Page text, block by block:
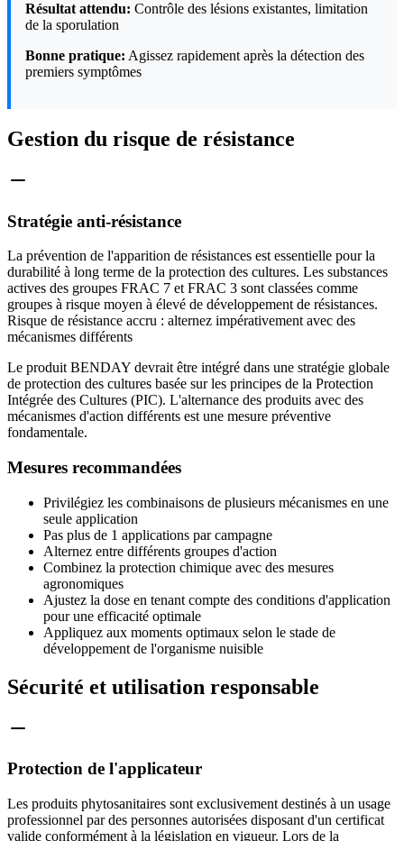
Résultat attendu: Contrôle des lésions existantes, limitation
de la sporulation
Bonne pratique: Agissez rapidement après la détection des
premiers symptômes
Gestion du risque de résistance
Stratégie anti-résistance
La prévention de l'apparition de résistances est essentielle pour la
durabilité à long terme de la protection des cultures. Les substances
actives des groupes FRAC 7 et FRAC 3 sont classées comme
groupes à risque moyen à élevé de développement de résistances.
Risque de résistance accru : alternez impérativement avec des
mécanismes différents
Le produit BENDAY devrait être intégré dans une stratégie globale
de protection des cultures basée sur les principes de la Protection
Intégrée des Cultures (PIC). L'alternance des produits avec des
mécanismes d'action différents est une mesure préventive
fondamentale.
Mesures recommandées
Privilégiez les combinaisons de plusieurs mécanismes en une
seule application
Pas plus de 1 applications par campagne
Alternez entre différents groupes d'action
Combinez la protection chimique avec des mesures
agronomiques
Ajustez la dose en tenant compte des conditions d'application
pour une efficacité optimale
Appliquez aux moments optimaux selon le stade de
développement de l'organisme nuisible
Sécurité et utilisation responsable
Protection de l'applicateur
Les produits phytosanitaires sont exclusivement destinés à un usage
professionnel par des personnes autorisées disposant d'un certificat
valide conformément à la législation en vigueur. Lors de la